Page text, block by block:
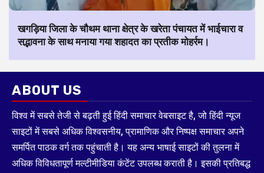
खगड़िया जिला के चौथम थाना क्षेत्र के खरेता पंचायत में भाईचारा व
सद्भावना के साथ मनाया गया शहादत का प्रतीक मोहर्रम।
ABOUT US
विश्व में सबसे तेजी से बढ़ती हुई हिंदी समाचार वेबसाइट है, जो हिंदी न्यूज
साइटों में सबसे अधिक विश्वसनीय, प्रामाणिक और निष्पक्ष समाचार अपने
समर्पित पाठक वर्ग तक पहुंचाती है। यह अन्य भाषाई साइटों की तुलना में
अधिक विविधतापूर्ण मल्टीमीडिया कंटेंट उपलब्ध कराती है। इसकी प्रतिबद्ध